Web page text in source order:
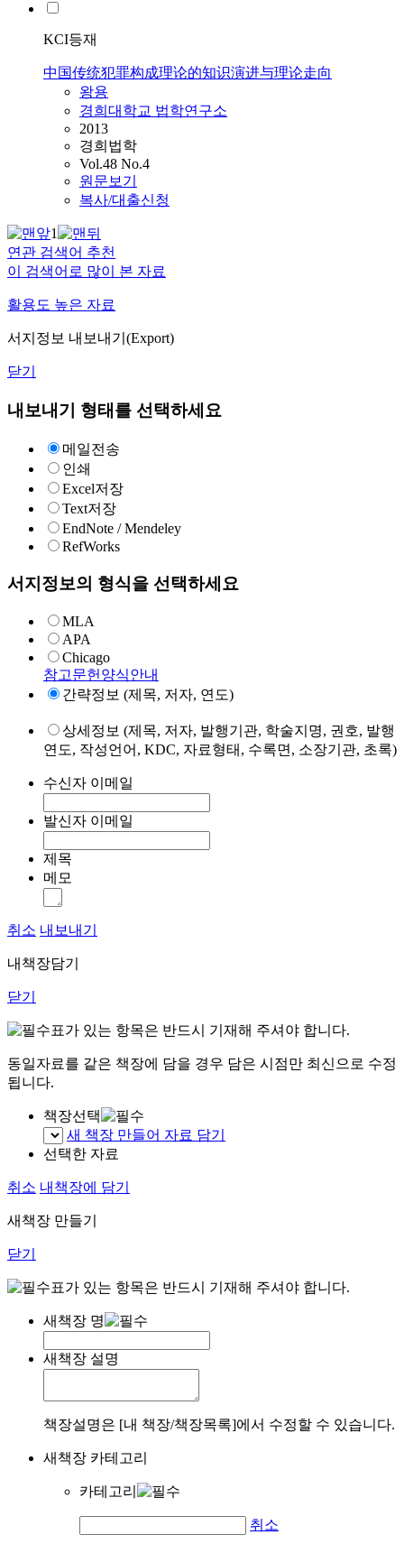
KCI등재
中国传统犯罪构成理论的知识演进与理论走向
왕용
경희대학교 법학연구소
2013
경희법학
Vol.48 No.4
원문보기
복사/대출신청
1
연관 검색어 추천
이 검색어로 많이 본 자료
활용도 높은 자료
서지정보 내보내기(Export)
닫기
내보내기 형태를 선택하세요
메일전송
인쇄
Excel저장
Text저장
EndNote / Mendeley
RefWorks
서지정보의 형식을 선택하세요
MLA
APA
Chicago
참고문헌양식안내
간략정보 (제목, 저자, 연도)
상세정보 (제목, 저자, 발행기관, 학술지명, 권호, 발행
연도, 작성언어, KDC, 자료형태, 수록면, 소장기관, 초록)
수신자 이메일
발신자 이메일
제목
메모
취소 내보내기
내책장담기
닫기
표가 있는 항목은 반드시 기재해 주셔야 합니다.
동일자료를 같은 책장에 담을 경우 담은 시점만 최신으로 수정
됩니다.
책장선택
새 책장 만들어 자료 담기
선택한 자료
취소 내책장에 담기
새책장 만들기
닫기
표가 있는 항목은 반드시 기재해 주셔야 합니다.
새책장 명
새책장 설명
책장설명은 [내 책장/책장목록]에서 수정할 수 있습니다.
새책장 카테고리
카테고리
취소